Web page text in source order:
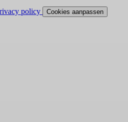
policy Cookies aanpassen